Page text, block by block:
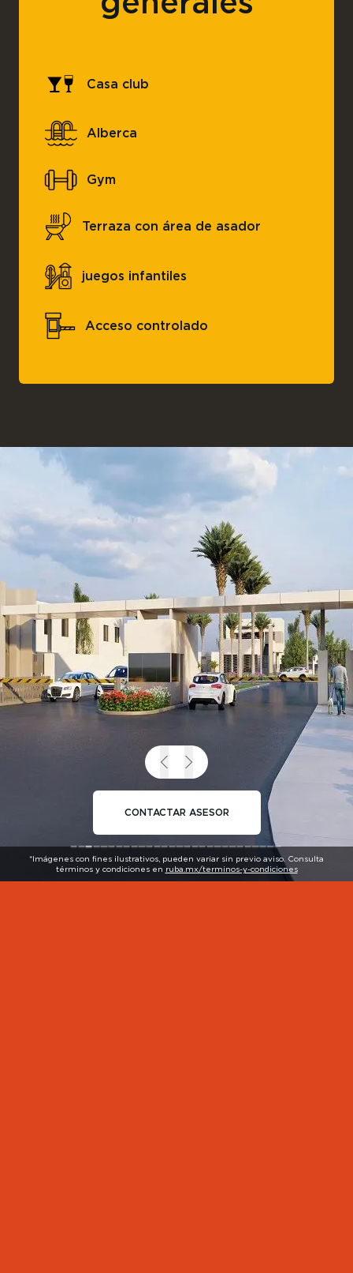
Casa club
Alberca
Gym
Terraza con área de asador
juegos infantiles
Acceso controlado
*Imágenes con fines ilustrativos, pueden variar sin previo aviso. Consulta
términos y condiciones en ruba.mx/terminos-y-condiciones
CONTACTAR ASESOR